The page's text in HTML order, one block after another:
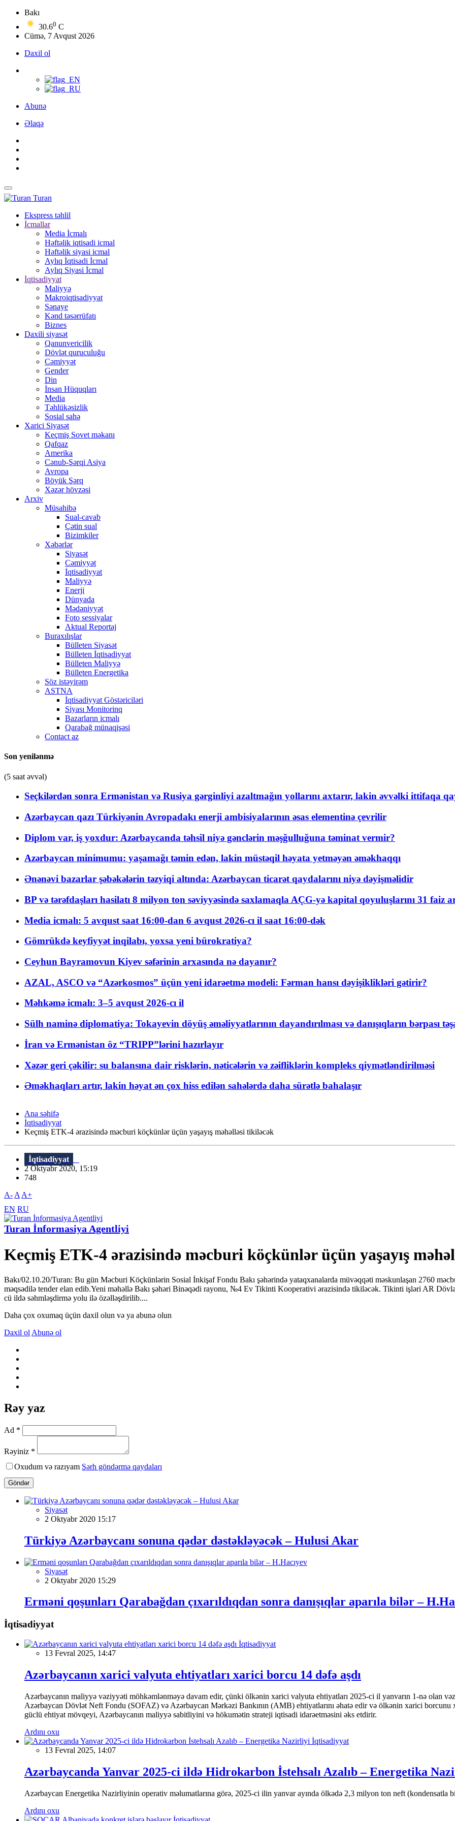
Bakı
30.60 C
Cümə, 7 Avqust 2026
Daxil ol
Abunə
Əlaqə
Turan
Ekspress təhlil
İcmallar
Media İcmalı
Həftəlik iqtisadi icmal
Həftəlik siyasi icmal
Aylıq İqtisadi İcmal
Aylıq Siyasi İcmal
İqtisadiyyat
Maliyyə
Makroiqtisadiyyat
Sənaye
Kənd təsərrüfatı
Biznes
Daxili siyasət
Qanunvericilik
Dövlət quruculuğu
Cəmiyyət
Gender
Din
İnsan Hüquqları
Media
Təhlükəsizlik
Sosial sahə
Xarici Siyasət
Keçmiş Sovet məkanı
Qafqaz
Amerika
Cənub-Şərqi Asiya
Avropa
Böyük Şərq
Xəzər hövzəsi
Arxiv
Müsahibə
Sual-cavab
Çətin sual
Bizimkiler
Xəbərlər
Siyasət
Cəmiyyət
İqtisadiyyat
Maliyyə
Enerji
Dünyada
Mədəniyyət
Foto sessiyalar
Aktual Reportaj
Buraxılışlar
Bülleten Siyasət
Bülleten İqtisadiyyat
Bülleten Maliyyə
Bülleten Energetika
Söz istəyirəm
ASTNA
İqtisadiyyat Göstəriciləri
Siyası Monitorinq
Bazarların icmalı
Qarabağ münaqişəsi
Contact az
Son yenilənmə
(5 saat əvvəl)
Seçkilərdən sonra Ermənistan və Rusiya gərginliyi azaltmağın yollarını axtarır, lakin əvvəlki ittifaqa
Azərbaycan qazı Türkiyənin Avropadakı enerji ambisiyalarının əsas elementinə çevrilir
Diplom var, iş yoxdur: Azərbaycanda təhsil niyə gənclərin məşğulluğuna təminat vermir?
Azərbaycan minimumu: yaşamağı təmin edən, lakin müstəqil həyata yetməyən əməkhaqqı
Ənənəvi bazarlar şəbəkələrin təzyiqi altında: Azərbaycan ticarət qaydalarını niyə dəyişməlidir
BP və tərəfdaşları hasilatı 8 milyon ton səviyyəsində saxlamaqla AÇG-yə kapital qoyuluşlarını 31 faiz
Media icmalı: 5 avqust saat 16:00-dan 6 avqust 2026-cı il saat 16:00-dək
Gömrükdə keyfiyyət inqilabı, yoxsa yeni bürokratiya?
Ceyhun Bayramovun Kiyev səfərinin arxasında nə dayanır?
AZAL, ASCO və “Azərkosmos” üçün yeni idarəetmə modeli: Fərman hansı dəyişiklikləri gətirir?
Məhkəmə icmalı: 3–5 avqust 2026-cı il
Sülh naminə diplomatiya: Tokayevin döyüş əməliyyatlarının dayandırılması və danışıqların bərpası
İran və Ermənistan öz “TRIPP”lərini hazırlayır
Xəzər geri çəkilir: su balansına dair risklərin, nəticələrin və zəifliklərin kompleks qiymətləndirilməsi
Əməkhaqları artır, lakin həyat ən çox hiss edilən sahələrdə daha sürətlə bahalaşır
Ana səhifə
İqtisadiyyat
Keçmiş ETK-4 ərazisində məcburi köçkünlər üçün yaşayış məhəlləsi tikiləcək
İqtisadiyyat
2 Oktyabr 2020, 15:19
748
A- A A+
EN RU
Turan İnformasiya Agentliyi
Keçmiş ETK-4 ərazisində məcburi köçkünlər üçün yaşayış
Bakı/02.10.20/Turan: Bu gün Məcburi Köçkünlərin Sosial İnkişaf Fondu Bakı şəhərində yataqxanalarda müvəqqəti məskunlaşan 2760
məqsədilə tender elan edib.Yeni məhəllə Bakı şəhəri Binəqədi rayonu, №4 Ev Tikinti Kooperativi ərazisində tikiləcək. Tikinti işləri AR
cü ildə səhmləşdirmə yolu ilə özəlləşdirilib....
Daha çox oxumaq üçün daxil olun və ya abunə olun
Daxil ol Abunə ol
Rəy yaz
Ad *
Rəyiniz *
Oxudum və razıyam Şərh göndərmə qaydaları
Göndər
Siyasət
2 Oktyabr 2020 15:17
Türkiyə Azərbaycanı sonuna qədər dəstəkləyəcək – Hulusi Akar
Siyasət
2 Oktyabr 2020 15:29
Erməni qoşunları Qarabağdan çıxarıldıqdan sonra danışıqlar aparıla bilər –
İqtisadiyyat
İqtisadiyyat
13 Fevral 2025, 14:47
Azərbaycanın xarici valyuta ehtiyatları xarici borcu 14 dəfə aşdı
Azərbaycanın maliyyə vəziyyəti möhkəmlənməyə davam edir, çünki ölkənin xarici valyuta ehtiyatları 2025-ci il yanvarın 1-nə olan
Azərbaycan Dövlət Neft Fondu (SOFAZ) və Azərbaycan Mərkəzi Bankının (AMB) ehtiyatlarını əhatə edir və ölkənin xarici
güclü ehtiyat mövqeyi, Azərbaycanın maliyyə sabitliyini və hökumətin strateji iqtisadi idarəetməsini əks etdirir.
Ardını oxu
İqtisadiyyat
13 Fevral 2025, 14:07
Azərbaycanda Yanvar 2025-ci ildə Hidrokarbon İstehsalı Azalıb – Energetika
Azərbaycan Energetika Nazirliyinin operativ məlumatlarına görə, 2025-ci ilin yanvar ayında ölkədə 2,3 milyon ton neft (kondensatla
Ardını oxu